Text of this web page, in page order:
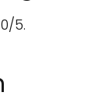
5.